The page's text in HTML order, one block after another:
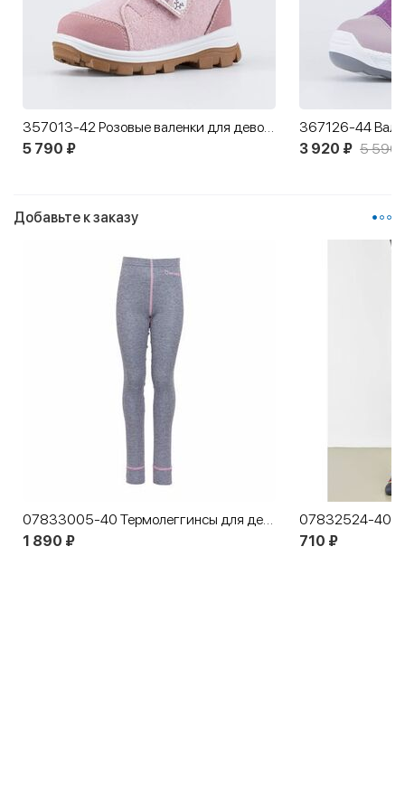
357013-42 Розовые валенки для девочки Лисенок
5 790 ₽
367126-44
3 920 ₽ 5 590
Добавьте к заказу
07833005-40 Термолеггинсы для детей и подростков КОТОФЕЙ Комфорт
1 890 ₽
710 ₽